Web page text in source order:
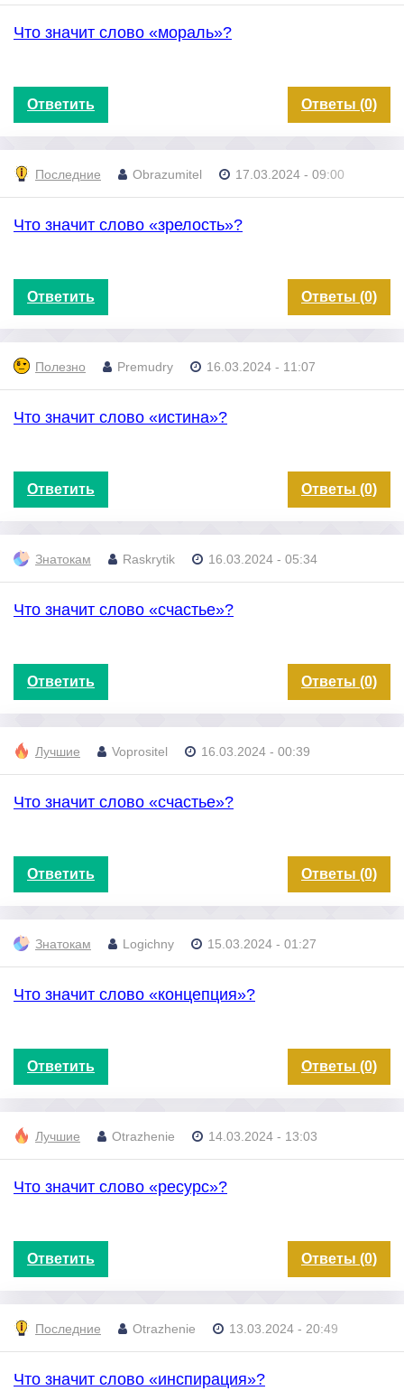
Что значит слово «мораль»?
Ответить Ответы (0)
Последние Obrazumitel 17.03.2024 - 09:00
Что значит слово «зрелость»?
Ответить Ответы (0)
Полезно Premudry 16.03.2024 - 11:07
Что значит слово «истина»?
Ответить Ответы (0)
Знатокам Raskrytik 16.03.2024 - 05:34
Что значит слово «счастье»?
Ответить Ответы (0)
Лучшие Voprositel 16.03.2024 - 00:39
Что значит слово «счастье»?
Ответить Ответы (0)
Знатокам Logichny 15.03.2024 - 01:27
Что значит слово «концепция»?
Ответить Ответы (0)
Лучшие Otrazhenie 14.03.2024 - 13:03
Что значит слово «ресурс»?
Ответить Ответы (0)
Последние Otrazhenie 13.03.2024 - 20:49
Что значит слово «инспирация»?